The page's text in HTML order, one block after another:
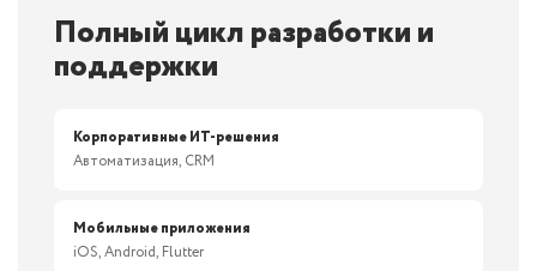
Полный цикл разработки и
поддержки
Корпоративные ИТ-решения
Автоматизация, CRM
Мобильные приложения
iOS, Android, Flutter